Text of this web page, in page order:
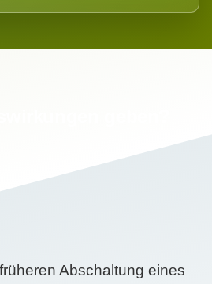
Abschaltung eines